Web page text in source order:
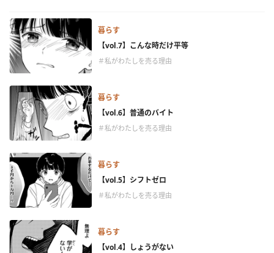
暮らす
【vol.7】こんな時だけ平等
＃私がわたしを売る理由
暮らす
【vol.6】普通のバイト
＃私がわたしを売る理由
暮らす
【vol.5】シフトゼロ
＃私がわたしを売る理由
暮らす
【vol.4】しょうがない